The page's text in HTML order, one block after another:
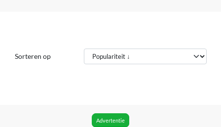
Sorteren op
Advertentie